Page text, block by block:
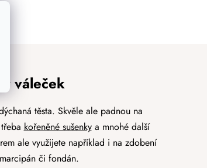
váleček
těsta. Skvěle ale padnou na
kořeněné sušenkya mnohé další
ale využijete například i na zdobení
či fondán.